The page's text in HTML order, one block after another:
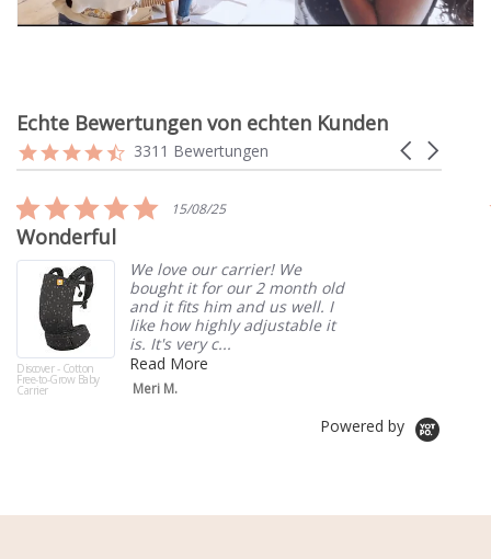
Echte Bewertungen von echten Kunden
Reviews
carousel
Carousel
arrows
4.7
star
3311 Bewertungen
5.0
star
15/08/25
Wonderful
Discover - Cotton
Free-to-Grow Baby
Carrier
We love our carrier! We
bought it for our 2 month old
and it fits him and us well. I
like how highly adjustable it
is. It's very c...
Read More
Meri M.
Powered by